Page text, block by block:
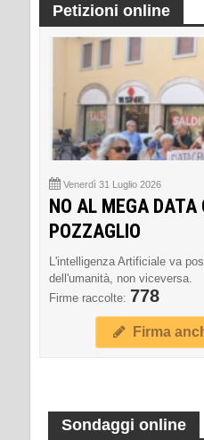
Petizioni online
Venerdì 31 Luglio 2026
NO AL MEGA DATA
POZZAGLIO
L'intelligenza Artificiale va
dell'umanità, non viceversa.
Firme raccolte: 778
Firma
Sondaggi online